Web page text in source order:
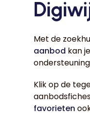
Met de
aanbod kan
Klik op de
favorieten